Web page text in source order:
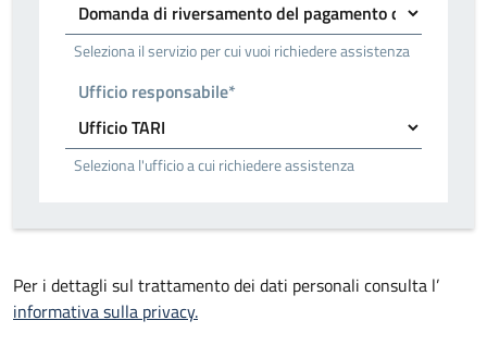
Seleziona il servizio per cui vuoi richiedere assistenza
Ufficio responsabile*
Seleziona l'ufficio a cui richiedere assistenza
Per i dettagli sul trattamento dei dati personali consulta l’
informativa sulla privacy.